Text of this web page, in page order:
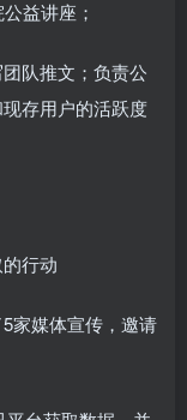
益讲座；
队推文；负责公
存用户的活跃度
行动
家媒体宣传，邀请